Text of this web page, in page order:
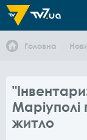
Головна
житло